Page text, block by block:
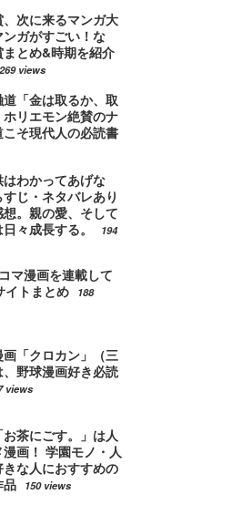
次に来るマンガ大
ガがすごい！な
まとめ&時期を紹介
269 views
「金は取るか、取
ホリエモン絶賛のナ
そ現代人の必読書
わかってあげな
じ・ネタバレあり
。親の愛、そして
々成長する。
194
マ漫画を連載して
イトまとめ
188
「クロカン」（三
野球漫画好き必読
views
茶にごす。」は人
画！ 学園モノ・人
な人におすすめの
品
150 views